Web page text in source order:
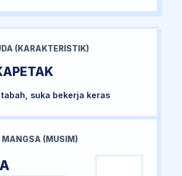
(KARAKTERISTIK)
tabah, suka bekerja keras
MANGSA (MUSIM)